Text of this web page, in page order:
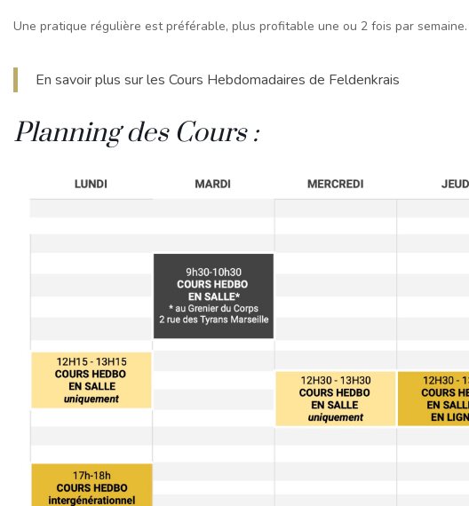
Une pratique régulière est préférable, plus profitable une ou 2 fois par semaine.
En savoir plus sur les Cours Hebdomadaires de Feldenkrais
Planning des Cours :